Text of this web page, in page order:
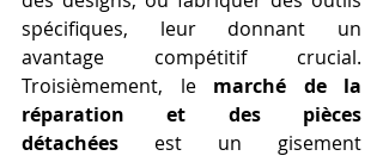
spécifiques, leur donnant un
avantage compétitif crucial.
Troisièmement, le marché de la
réparation et des pièces
détachées est un gisement